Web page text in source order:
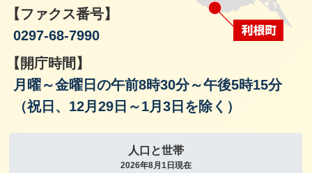
【ファクス番号】
0297-68-7990
【開庁時間】
月曜～金曜日の午前8時30分～午後5時15分
（祝日、12月29日～1月3日を除く）